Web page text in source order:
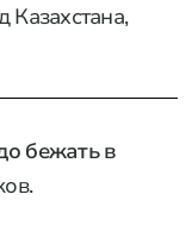
Казахстана,
бежать в